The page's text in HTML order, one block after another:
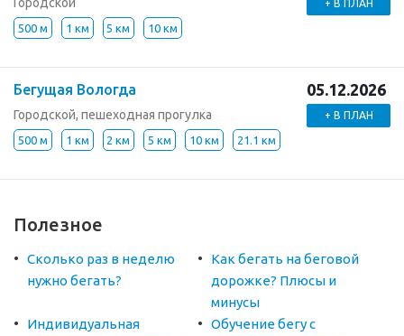
500 м 1 км 5 км 10 км
+ В ПЛАН
Бегущая Вологда
Городской, пешеходная прогулка
500 м 1 км 2 км 5 км 10 км 21.1 км
05.12.2026
+ В ПЛАН
Полезное
Сколько раз в неделю
нужно бегать?
Как бегать на беговой
дорожке? Плюсы и
минусы
Индивидуальная
Обучение бегу с